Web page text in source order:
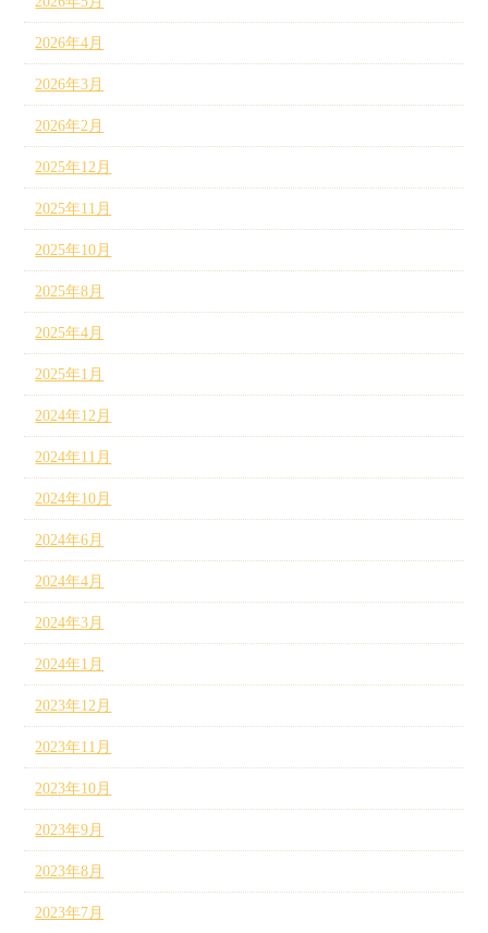
2026年4月
2026年3月
2026年2月
2025年12月
2025年11月
2025年10月
2025年8月
2025年4月
2025年1月
2024年12月
2024年11月
2024年10月
2024年6月
2024年4月
2024年3月
2024年1月
2023年12月
2023年11月
2023年10月
2023年9月
2023年8月
2023年7月